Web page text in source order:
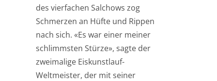
des vierfachen Salchows zog
Schmerzen an Hüfte und Rippen
nach sich. «Es war einer meiner
schlimmsten Stürze», sagte der
zweimalige Eiskunstlauf-
Weltmeister, der mit seiner